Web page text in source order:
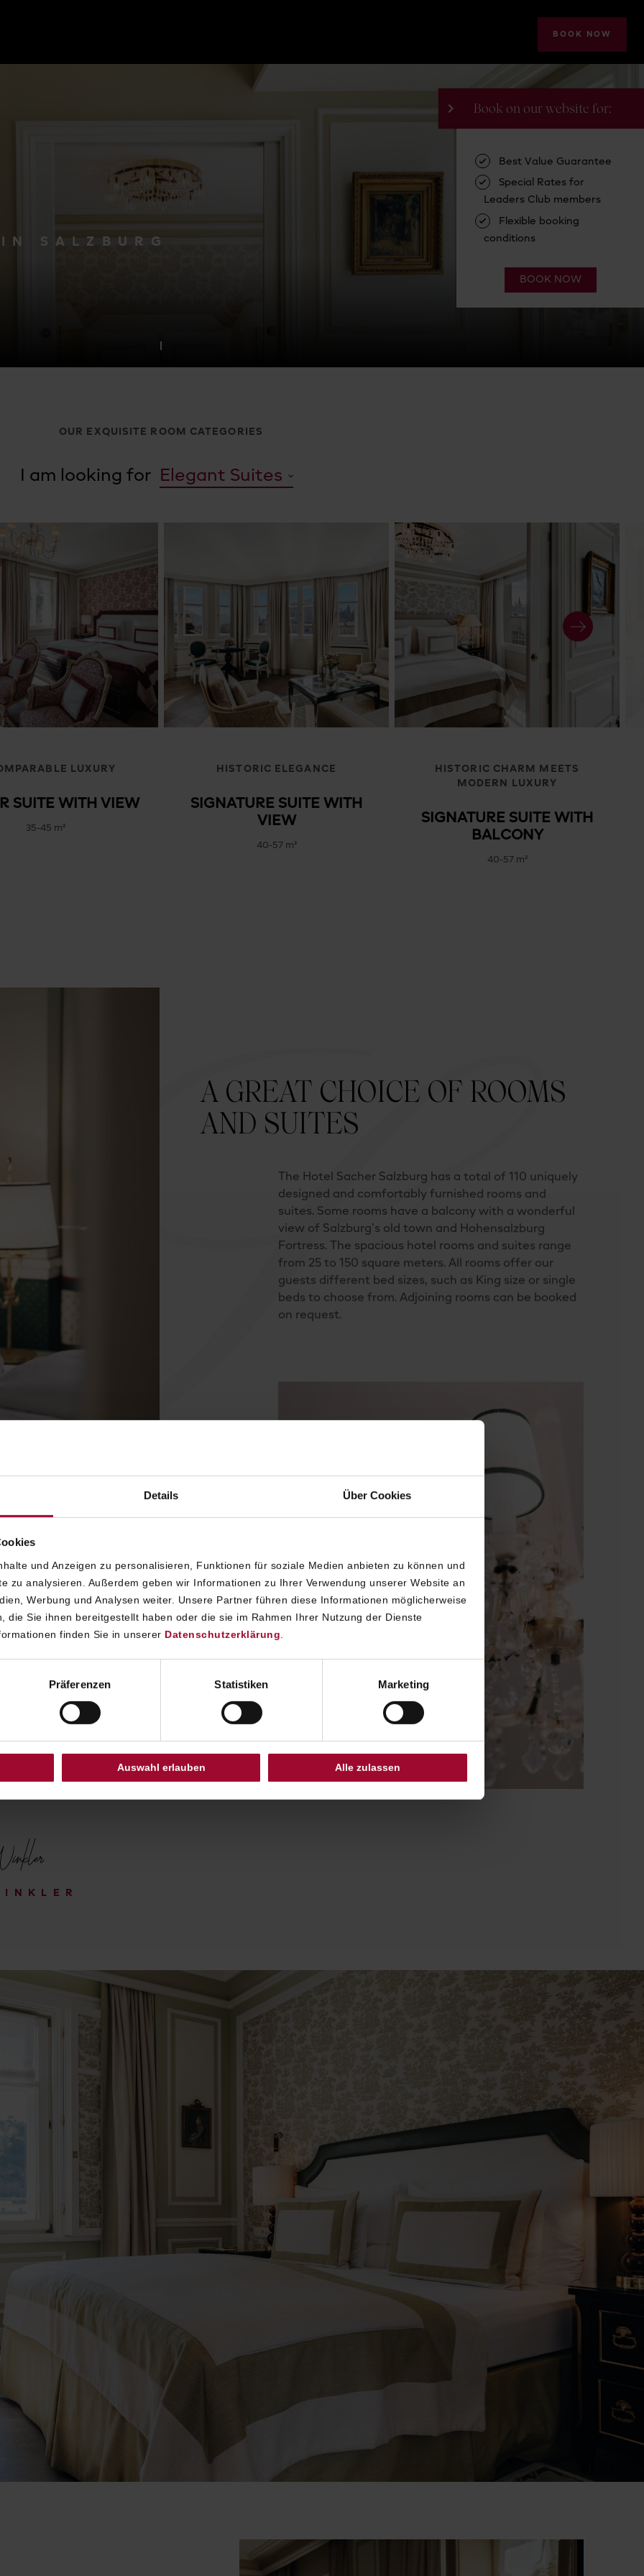
Details Über Cookies
und Anzeigen zu personalisieren, Funktionen für soziale Medien anbieten zu können und
zu analysieren. Außerdem geben wir Informationen zu Ihrer Verwendung unserer Website an
Werbung und Analysen weiter. Unsere Partner führen diese Informationen möglicherweise
die Sie ihnen bereitgestellt haben oder die sie im Rahmen Ihrer Nutzung der Dienste
finden Sie in unserer Datenschutzerklärung
Präferenzen Statistiken Marketing
Auswahl erlauben Alle zulassen
BOOK NOW
SALZBURG
OUR EXQUISITE ROOM CATEGORIES
I am looking for
Elegant Suites
Presidential Suites
LUXURY
SUITE WITH VIEW
35-45 m²
HISTORIC ELEGANCE
SIGNATURE SUITE WITH
VIEW
40-57 m²
HISTORIC CHARM MEETS
MODERN LUXURY
SIGNATURE SUITE WITH
BALCONY
40-57 m²
A GREAT CHOICE OF ROOMS
AND SUITES
The Hotel Sacher Salzburg has a total of 110 uniquely
designed and comfortably furnished rooms and
suites. Some rooms have a balcony with a wonderful
view of Salzburg’s old town and Hohensalzburg
Fortress. The spacious hotel rooms and suites range
from 25 to 150 square meters. All rooms offer our
guests different bed sizes, such as King size or single
beds to choose from. Adjoining rooms can be booked
on request.
all our
highest
and
the
LEARN MORE